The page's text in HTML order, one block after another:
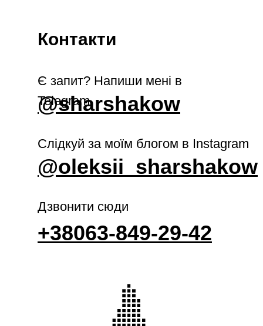
Контакти
@oleksii_sharshakow
@sharshakow
+38063-849-29-42
Є запит? Напиши мені в
Telegram
Слідкуй за моїм блогом в Instagram
Дзвонити сюди